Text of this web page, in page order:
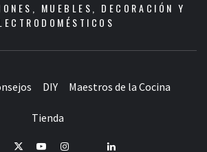
MUEBLES, DECORACIÓN Y
DIY Maestros de la Cocina
Tienda
TwitterYoutubeInstagramPinterestLinkedIn